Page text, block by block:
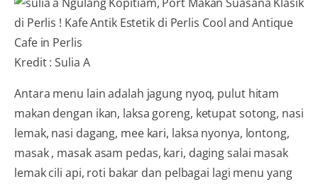
Kredit : Sulia A
Antara menu lain adalah jagung nyoq, pulut hitam
makan dengan ikan, laksa goreng, ketupat sotong, nasi
lemak, nasi dagang, mee kari, laksa nyonya, lontong,
masak , masak asam pedas, kari, daging salai masak
lemak cili api, roti bakar dan pelbagai lagi menu yang